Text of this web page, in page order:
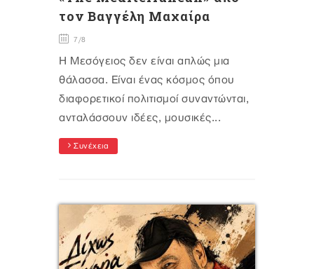
τον Βαγγέλη Μαχαίρα
7/8
Η Μεσόγειος δεν είναι απλώς μια
θάλασσα. Είναι ένας κόσμος όπου
διαφορετικοί πολιτισμοί συναντώνται,
ανταλάσσουν ιδέες, μουσικές...
Συνέχεια